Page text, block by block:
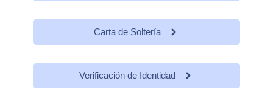
Carta de Soltería
Verificación de Identidad